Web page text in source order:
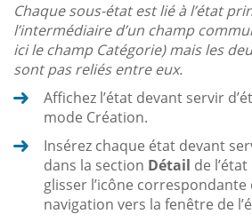
Chaque sous-état est lié à l’état
l’intermédiaire d’un champ
ici le champ Catégorie) mais les
sont pas reliés entre eux.
Affichez l’état devant servir
mode Création.
Insérez chaque état devant
dans la section Détail de
glisser l’icône correspondante
navigation vers la fenêtre de